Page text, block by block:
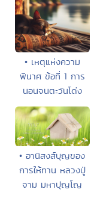
• เหตุแห่งความ
พินาศ ข้อที่ 1 การ
นอนจนตะวันโด่ง
• อานิสงส์บุญของ
การให้ทาน หลวงปู่
จาม มหาปุญโญ